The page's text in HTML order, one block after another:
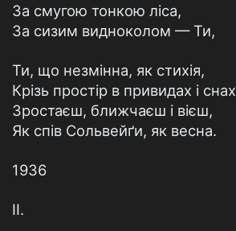
За смугою тонкою ліса,
За сизим видноколом — Ти,
Ти, що незмінна, як стихія,
Крізь простір в привидах і снах
Зростаєш, ближчаєш і вієш,
Як спів Сольвейґи, як весна.
1936
II.